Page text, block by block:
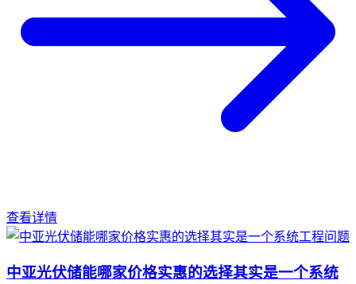
查看详情
中亚光伏储能哪家价格实惠的选择其实是一个系统